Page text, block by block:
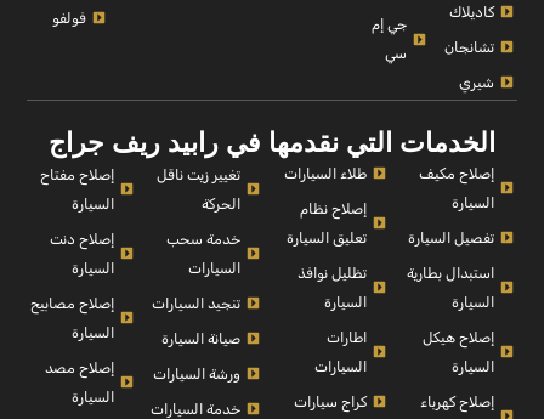
كاديلاك
تشانجان
شيري
جي إم
سي
فولفو
الخدمات التي نقدمها في رابيد ريف جراج
إصلاح مكيف
السيارة
تفصيل السيارة
استبدال بطارية
السيارة
إصلاح هيكل
السيارة
إصلاح كهرباء
طلاء السيارات
إصلاح نظام
تعليق السيارة
تظليل نوافذ
السيارة
اطارات
السيارات
كراج سيارات
تغيير زيت ناقل
الحركة
خدمة سحب
السيارات
تنجيد السيارات
صيانة السيارة
ورشة السيارات
خدمة السيارات
إصلاح مفتاح
السيارة
إصلاح دنت
السيارة
إصلاح مصابيح
السيارة
إصلاح مصد
السيارة